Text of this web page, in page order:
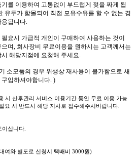
기를 이용하여 고통없이 부드럽게 젖을 짜게 됩
유두가 함몰되어 직접 모유수유를 할 수 없는 경
됩니다.
요시 가급적 개인이 구매하여 사용하는 것이
며, 회사장비 무료이용을 원하시는 고객께서는
해당지점에 요청해 주세요.
소모품의 경우 위생상 재사용이 불가함으로 새
입하셔야합니다. )
시 산후관리 서비스 이용기간 동안 무료 이용 가능
시 반드시 해당 지사로 접수해주시바랍니다.
십니다.
여와 별도로 신청시 택배비 3000원)